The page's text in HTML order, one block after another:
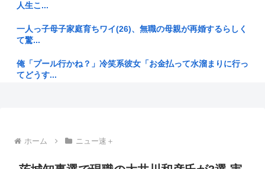
ばい人な...
た中国人...
猛暑、だ...
人生こ...
一人っ子母子家庭育ちワイ(26)、無職の母親が再婚するらしく
て驚...
俺「プール行かね？」冷笑系彼女「お金払って水溜まりに行っ
てどうす...
ホーム ニュー速＋